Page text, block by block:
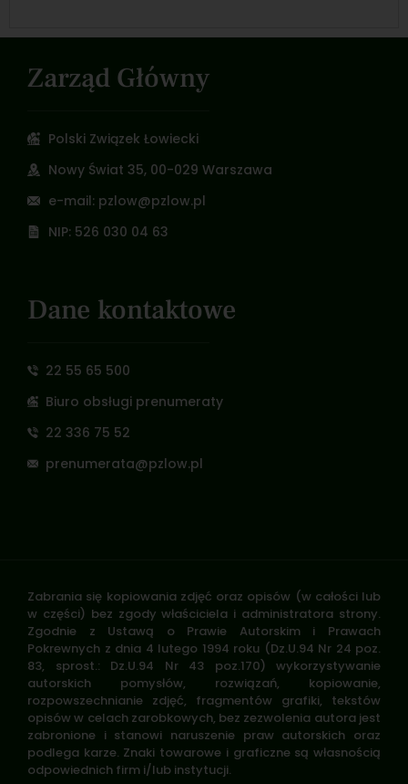
Zarząd Główny
Polski Związek Łowiecki
Nowy Świat 35, 00-029 Warszawa
e-mail: pzlow@pzlow.pl
NIP: 526 030 04 63
Dane kontaktowe
22 55 65 500
Biuro obsługi prenumeraty
22 336 75 52
prenumerata@pzlow.pl
Zabrania się kopiowania zdjęć oraz opisów (w całości lub
w części) bez zgody właściciela i administratora strony.
Zgodnie z Ustawą o Prawie Autorskim i Prawach
Pokrewnych z dnia 4 lutego 1994 roku (Dz.U.94 Nr 24 poz.
83, sprost.: Dz.U.94 Nr 43 poz.170) wykorzystywanie
autorskich pomysłów, rozwiązań, kopiowanie,
rozpowszechnianie zdjęć, fragmentów grafiki, tekstów
opisów w celach zarobkowych, bez zezwolenia autora jest
zabronione i stanowi naruszenie praw autorskich oraz
podlega karze. Znaki towarowe i graficzne są własnością
odpowiednich firm i/lub instytucji.